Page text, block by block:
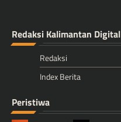
Redaksi Kalimantan Digital
Redaksi
Index Berita
Peristiwa